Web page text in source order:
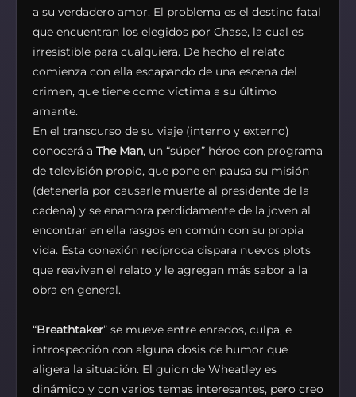
a su verdadero amor. El problema es el destino fatal
que encuentran los elegidos por Chase, la cual es
irresistible para cualquiera. De hecho el relato
comienza con ella escapando de una escena del
crimen, que tiene como víctima a su último
amante.
En el transcurso de su viaje (interno y externo)
conocerá a The Man, un “súper” héroe con programa
de televisión propio, que pone en pausa su misión
(detenerla por causarle muerte al presidente de la
cadena) y se enamora perdidamente de la joven al
encontrar en ella rasgos en común con su propia
vida. Ésta conexión recíproca dispara nuevos plots
que reavivan el relato y le agregan más sabor a la
obra en general.
“Breathtaker” se mueve entre enredos, culpa, e
introspección con alguna dosis de humor que
aligera la situación. El guion de Wheatley es
dinámico y con varios temas interesantes, pero creo